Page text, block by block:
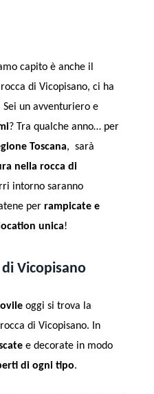
capito è anche il
di Vicopisano, ci ha
Sei un avventuriero e
? Tra qualche anno… per
Toscana, sarà
nella rocca di
intorno saranno
per rampicate e
unica!
Vicopisano
oggi si trova la
di Vicopisano. In
e decorate in modo
di ogni tipo.